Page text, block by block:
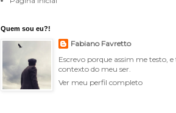
Quem sou eu?!
Fabiano Favretto
Escrevo porque assim me testo,
contexto do meu ser.
Ver meu perfil completo